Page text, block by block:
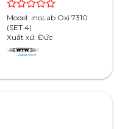
Rated
0
out
of
Model: inoLab Oxi 7310
(SET 4)
Xuất xứ: Đức